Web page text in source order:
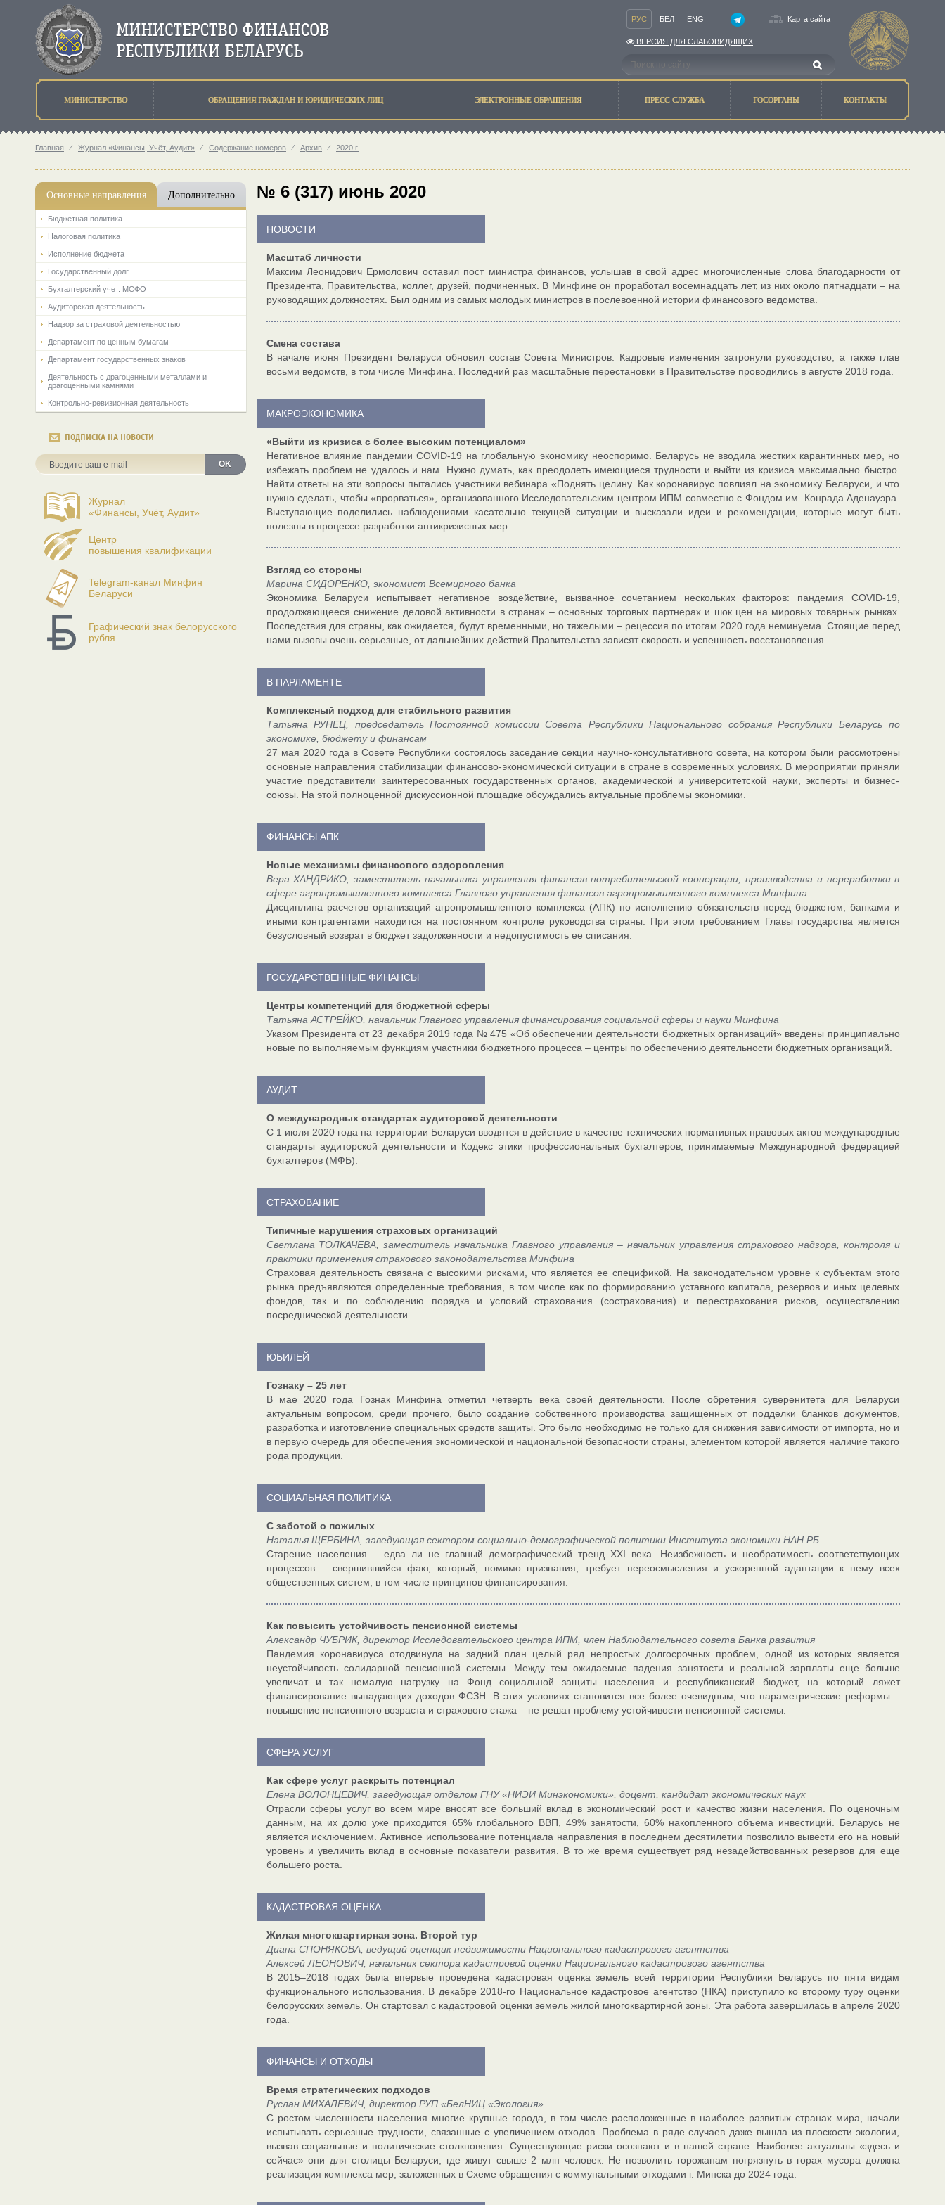
РУС БЕЛ ENG Карта сайта
ВЕРСИЯ ДЛЯ СЛАБОВИДЯЩИХ
МИНИСТЕРСТВО ОБРАЩЕНИЯ ГРАЖДАН И ЮРИДИЧЕСКИХ ЛИЦ ЭЛЕКТРОННЫЕ ОБРАЩЕНИЯ ПРЕСС-СЛУЖБА ГОСОРГАНЫ КОНТАКТЫ
Главная ⁄ Журнал «Финансы, Учёт, Аудит» ⁄ Содержание номеров ⁄ Архив ⁄ 2020 г.
Основные направления Дополнительно
Бюджетная политика
Налоговая политика
Исполнение бюджета
Государственный долг
Бухгалтерский учет. МСФО
Аудиторская деятельность
Надзор за страховой деятельностью
Департамент по ценным бумагам
Департамент государственных знаков
Деятельность с драгоценными металлами и
драгоценными камнями
Контрольно-ревизионная деятельность
ПОДПИСКА НА НОВОСТИ
OK
Журнал
«Финансы, Учёт, Аудит»
Центр
повышения квалификации
Telegram-канал Минфин
Беларуси
Графический знак белорусского
рубля
№ 6 (317) июнь 2020
НОВОСТИ
Масштаб личности
Максим Леонидович Ермолович оставил пост министра финансов, услышав в свой адрес многочисленные слова благодарности от
Президента, Правительства, коллег, друзей, подчиненных. В Минфине он проработал восемнадцать лет, из них около пятнадцати – на
руководящих должностях. Был одним из самых молодых министров в послевоенной истории финансового ведомства.
Смена состава
В начале июня Президент Беларуси обновил состав Совета Министров. Кадровые изменения затронули руководство, а также глав
восьми ведомств, в том числе Минфина. Последний раз масштабные перестановки в Правительстве проводились в августе 2018 года.
МАКРОЭКОНОМИКА
«Выйти из кризиса с более высоким потенциалом»
Негативное влияние пандемии COVID-19 на глобальную экономику неоспоримо. Беларусь не вводила жестких карантинных мер, но
избежать проблем не удалось и нам. Нужно думать, как преодолеть имеющиеся трудности и выйти из кризиса максимально быстро.
Найти ответы на эти вопросы пытались участники вебинара «Поднять целину. Как коронавирус повлиял на экономику Беларуси, и что
нужно сделать, чтобы «прорваться», организованного Исследовательским центром ИПМ совместно с Фондом им. Конрада Аденауэра.
Выступающие поделились наблюдениями касательно текущей ситуации и высказали идеи и рекомендации, которые могут быть
полезны в процессе разработки антикризисных мер.
Взгляд со стороны
Марина СИДОРЕНКО, экономист Всемирного банка
Экономика Беларуси испытывает негативное воздействие, вызванное сочетанием нескольких факторов: пандемия COVID-19,
продолжающееся снижение деловой активности в странах – основных торговых партнерах и шок цен на мировых товарных рынках.
Последствия для страны, как ожидается, будут временными, но тяжелыми – рецессия по итогам 2020 года неминуема. Стоящие перед
нами вызовы очень серьезные, от дальнейших действий Правительства зависят скорость и успешность восстановления.
В ПАРЛАМЕНТЕ
Комплексный подход для стабильного развития
Татьяна РУНЕЦ, председатель Постоянной комиссии Совета Республики Национального собрания Республики Беларусь по
экономике, бюджету и финансам
27 мая 2020 года в Совете Республики состоялось заседание секции научно-консультативного совета, на котором были рассмотрены
основные направления стабилизации финансово-экономической ситуации в стране в современных условиях. В мероприятии приняли
участие представители заинтересованных государственных органов, академической и университетской науки, эксперты и бизнес-
союзы. На этой полноценной дискуссионной площадке обсуждались актуальные проблемы экономики.
ФИНАНСЫ АПК
Новые механизмы финансового оздоровления
Вера ХАНДРИКО, заместитель начальника управления финансов потребительской кооперации, производства и переработки в
сфере агропромышленного комплекса Главного управления финансов агропромышленного комплекса Минфина
Дисциплина расчетов организаций агропромышленного комплекса (АПК) по исполнению обязательств перед бюджетом, банками и
иными контрагентами находится на постоянном контроле руководства страны. При этом требованием Главы государства является
безусловный возврат в бюджет задолженности и недопустимость ее списания.
ГОСУДАРСТВЕННЫЕ ФИНАНСЫ
Центры компетенций для бюджетной сферы
Татьяна АСТРЕЙКО, начальник Главного управления финансирования социальной сферы и науки Минфина
Указом Президента от 23 декабря 2019 года № 475 «Об обеспечении деятельности бюджетных организаций» введены принципиально
новые по выполняемым функциям участники бюджетного процесса – центры по обеспечению деятельности бюджетных организаций.
АУДИТ
О международных стандартах аудиторской деятельности
С 1 июля 2020 года на территории Беларуси вводятся в действие в качестве технических нормативных правовых актов международные
стандарты аудиторской деятельности и Кодекс этики профессиональных бухгалтеров, принимаемые Международной федерацией
бухгалтеров (МФБ).
СТРАХОВАНИЕ
Типичные нарушения страховых организаций
Светлана ТОЛКАЧЕВА, заместитель начальника Главного управления – начальник управления страхового надзора, контроля и
практики применения страхового законодательства Минфина
Страховая деятельность связана с высокими рисками, что является ее спецификой. На законодательном уровне к субъектам этого
рынка предъявляются определенные требования, в том числе как по формированию уставного капитала, резервов и иных целевых
фондов, так и по соблюдению порядка и условий страхования (сострахования) и перестрахования рисков, осуществлению
посреднической деятельности.
ЮБИЛЕЙ
Гознаку – 25 лет
В мае 2020 года Гознак Минфина отметил четверть века своей деятельности. После обретения суверенитета для Беларуси
актуальным вопросом, среди прочего, было создание собственного производства защищенных от подделки бланков документов,
разработка и изготовление специальных средств защиты. Это было необходимо не только для снижения зависимости от импорта, но и
в первую очередь для обеспечения экономической и национальной безопасности страны, элементом которой является наличие такого
рода продукции.
СОЦИАЛЬНАЯ ПОЛИТИКА
С заботой о пожилых
Наталья ЩЕРБИНА, заведующая сектором социально-демографической политики Института экономики НАН РБ
Старение населения – едва ли не главный демографический тренд XXI века. Неизбежность и необратимость соответствующих
процессов – свершившийся факт, который, помимо признания, требует переосмысления и ускоренной адаптации к нему всех
общественных систем, в том числе принципов финансирования.
Как повысить устойчивость пенсионной системы
Александр ЧУБРИК, директор Исследовательского центра ИПМ, член Наблюдательного совета Банка развития
Пандемия коронавируса отодвинула на задний план целый ряд непростых долгосрочных проблем, одной из которых является
неустойчивость солидарной пенсионной системы. Между тем ожидаемые падения занятости и реальной зарплаты еще больше
увеличат и так немалую нагрузку на Фонд социальной защиты населения и республиканский бюджет, на который ляжет
финансирование выпадающих доходов ФСЗН. В этих условиях становится все более очевидным, что параметрические реформы –
повышение пенсионного возраста и страхового стажа – не решат проблему устойчивости пенсионной системы.
СФЕРА УСЛУГ
Как сфере услуг раскрыть потенциал
Елена ВОЛОНЦЕВИЧ, заведующая отделом ГНУ «НИЭИ Минэкономики», доцент, кандидат экономических наук
Отрасли сферы услуг во всем мире вносят все больший вклад в экономический рост и качество жизни населения. По оценочным
данным, на их долю уже приходится 65% глобального ВВП, 49% занятости, 60% накопленного объема инвестиций. Беларусь не
является исключением. Активное использование потенциала направления в последнем десятилетии позволило вывести его на новый
уровень и увеличить вклад в основные показатели развития. В то же время существует ряд незадействованных резервов для еще
большего роста.
КАДАСТРОВАЯ ОЦЕНКА
Жилая многоквартирная зона. Второй тур
Диана СПОНЯКОВА, ведущий оценщик недвижимости Национального кадастрового агентства
Алексей ЛЕОНОВИЧ, начальник сектора кадастровой оценки Национального кадастрового агентства
В 2015–2018 годах была впервые проведена кадастровая оценка земель всей территории Республики Беларусь по пяти видам
функционального использования. В декабре 2018-го Национальное кадастровое агентство (НКА) приступило ко второму туру оценки
белорусских земель. Он стартовал с кадастровой оценки земель жилой многоквартирной зоны. Эта работа завершилась в апреле 2020
года.
ФИНАНСЫ И ОТХОДЫ
Время стратегических подходов
Руслан МИХАЛЕВИЧ, директор РУП «БелНИЦ «Экология»
С ростом численности населения многие крупные города, в том числе расположенные в наиболее развитых странах мира, начали
испытывать серьезные трудности, связанные с увеличением отходов. Проблема в ряде случаев даже вышла из плоскости экологии,
вызвав социальные и политические столкновения. Существующие риски осознают и в нашей стране. Наиболее актуальны «здесь и
сейчас» они для столицы Беларуси, где живут свыше 2 млн человек. Не позволить горожанам погрязнуть в горах мусора должна
реализация комплекса мер, заложенных в Схеме обращения с коммунальными отходами г. Минска до 2024 года.